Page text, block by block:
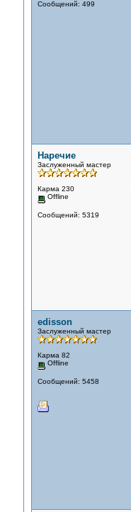
Сообщений: 499
Наречие
Заслуженный мастер
Карма 230
Offline
Сообщений: 5319
edisson
Заслуженный мастер
Карма 82
Offline
Сообщений: 5458